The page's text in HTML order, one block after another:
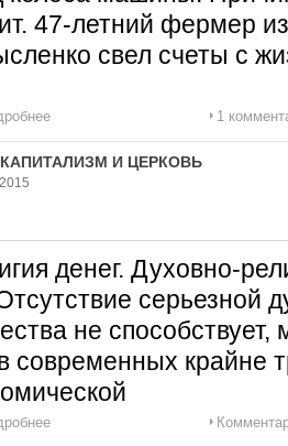
47-летний фермер
свел счеты с
1
КАПИТАЛИЗМ И ЦЕРКОВЬ
денег. Духовно-
серьезной
не способствует,
современных крайне